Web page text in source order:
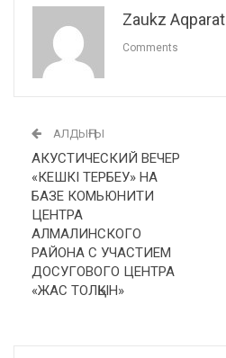
Zaukz Aqparat
Comments
АЛДЫҢҒЫ
АКУСТИЧЕСКИЙ ВЕЧЕР
«КЕШКІ ТЕРБЕУ» НА
БАЗЕ КОМЬЮНИТИ
ЦЕНТРА
АЛМАЛИНСКОГО
РАЙОНА С УЧАСТИЕМ
ДОСУГОВОГО ЦЕНТРА
«ЖАС ТОЛҚЫН»